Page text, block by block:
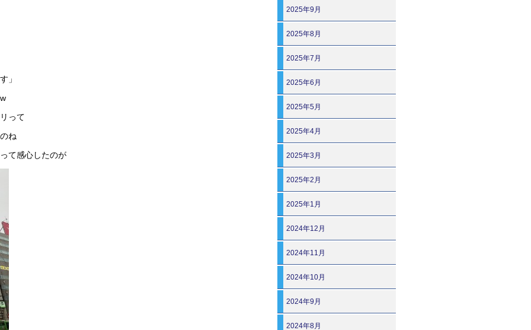
」
って
ね
て感心したのが
2025年9月
2025年8月
2025年7月
2025年6月
2025年5月
2025年4月
2025年3月
2025年2月
2025年1月
2024年12月
2024年11月
2024年10月
2024年9月
2024年8月